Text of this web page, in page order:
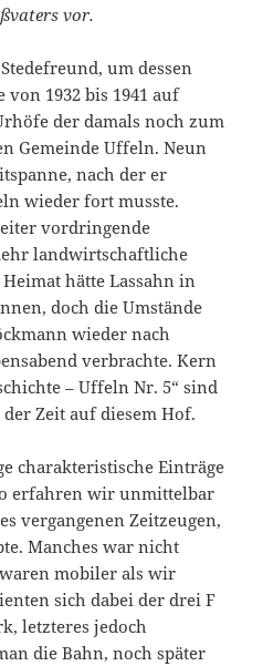
vor.
um dessen
von 1932 bis 1941 auf
der damals noch zum
Gemeinde Uffeln. Neun
nach der er
wieder fort musste.
vordringende
landwirtschaftliche
hätte Lassahn in
doch die Umstände
wieder nach
verbrachte. Kern
– Uffeln Nr. 5“ sind
Zeit auf diesem Hof.
charakteristische Einträge
erfahren wir unmittelbar
vergangenen Zeitzeugen,
Manches war nicht
mobiler als wir
sich dabei der drei F
letzteres jedoch
die Bahn, noch später